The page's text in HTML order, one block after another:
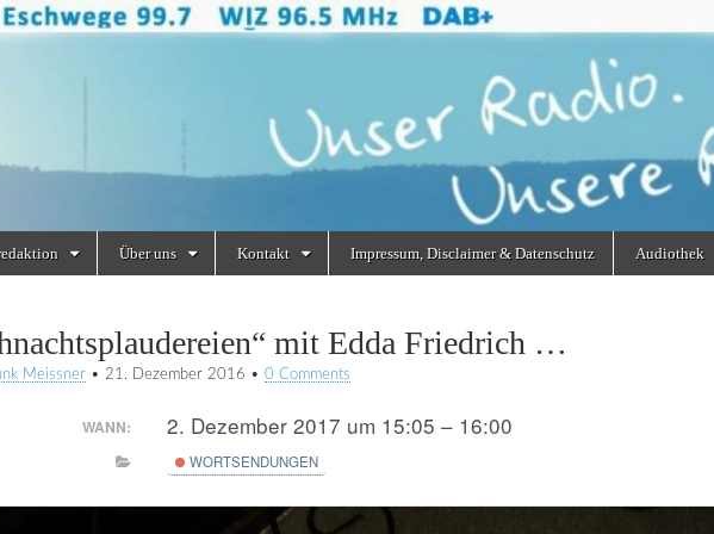
Über uns Kontakt Impressum, Disclaimer & Datenschutz Audiothek
mit Edda Friedrich …
Meissner • 21. Dezember 2016 • 0 Comments
WANN: 2. Dezember 2017 um 15:05 – 16:00
WORTSENDUNGEN